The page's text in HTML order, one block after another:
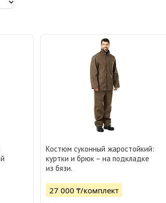
Костюм суконный жаростойкий:
куртки и брюк – на подкладке
из бязи.
27 000 ₸/комплект